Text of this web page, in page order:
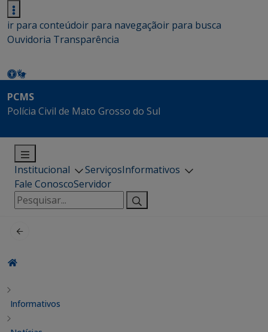
ir para conteúdoir para navegaçãoir para busca
Ouvidoria Transparência
PCMS
Polícia Civil de Mato Grosso do Sul
Institucional ServiçosInformativos
Fale ConoscoServidor
Pesquisar
por:
Informativos